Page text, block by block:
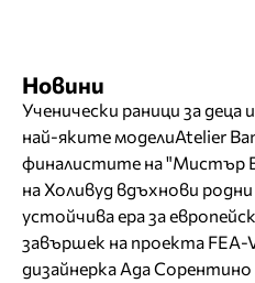
Новини
Ученически раници за деца
най-яките моделиAtelier
финалистите на "Мистър
на Холивуд вдъхнови родни
устойчива ера за
завършек на проекта FEA-
дизайнерка Ада Сорентино